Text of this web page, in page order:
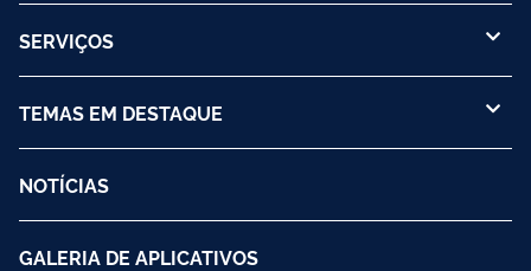
SERVIÇOS
TEMAS EM DESTAQUE
NOTÍCIAS
GALERIA DE APLICATIVOS